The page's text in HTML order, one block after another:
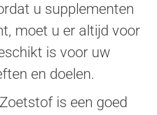
u supplementen
moet u er altijd voor
is voor uw
en doelen.
is een goed